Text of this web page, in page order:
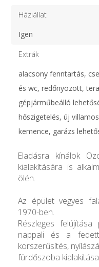
Háziállat
Igen
Extrák
alacsony fenntartás,
és wc, redőnyözött,
gépjárműbeálló
hőszigetelés, új
kemence, garázs
Eladásra kínálok
kialakítására is
ölén.
Az épület vegyes
1970-ben.
Részleges
nappali és a
korszerűsítés,
fürdőszoba